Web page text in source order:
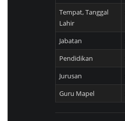
Tempat, Tanggal
Lahir
Jabatan
Pendidikan
Jurusan
Guru Mapel